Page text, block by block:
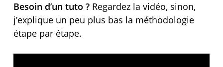
Besoin d’un tuto ? Regardez la vidéo, sinon,
j’explique un peu plus bas la méthodologie
étape par étape.